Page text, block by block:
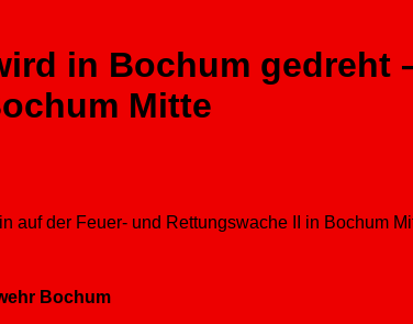
in Bochum gedreht
Mitte
Bochum